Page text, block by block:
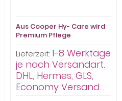
Aus Cooper Hy- Care wird
Premium Pflege
10 x 360ml / 10 Behälter
Lieferzeit:1-8 Werktage
je nach Versandart.
DHL, Hermes, GLS,
Economy Versand...